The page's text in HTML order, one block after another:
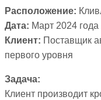
Расположение:
Дата: Март 2024 года
Клиент: Поставщик
первого уровня
Задача:
Клиент производит